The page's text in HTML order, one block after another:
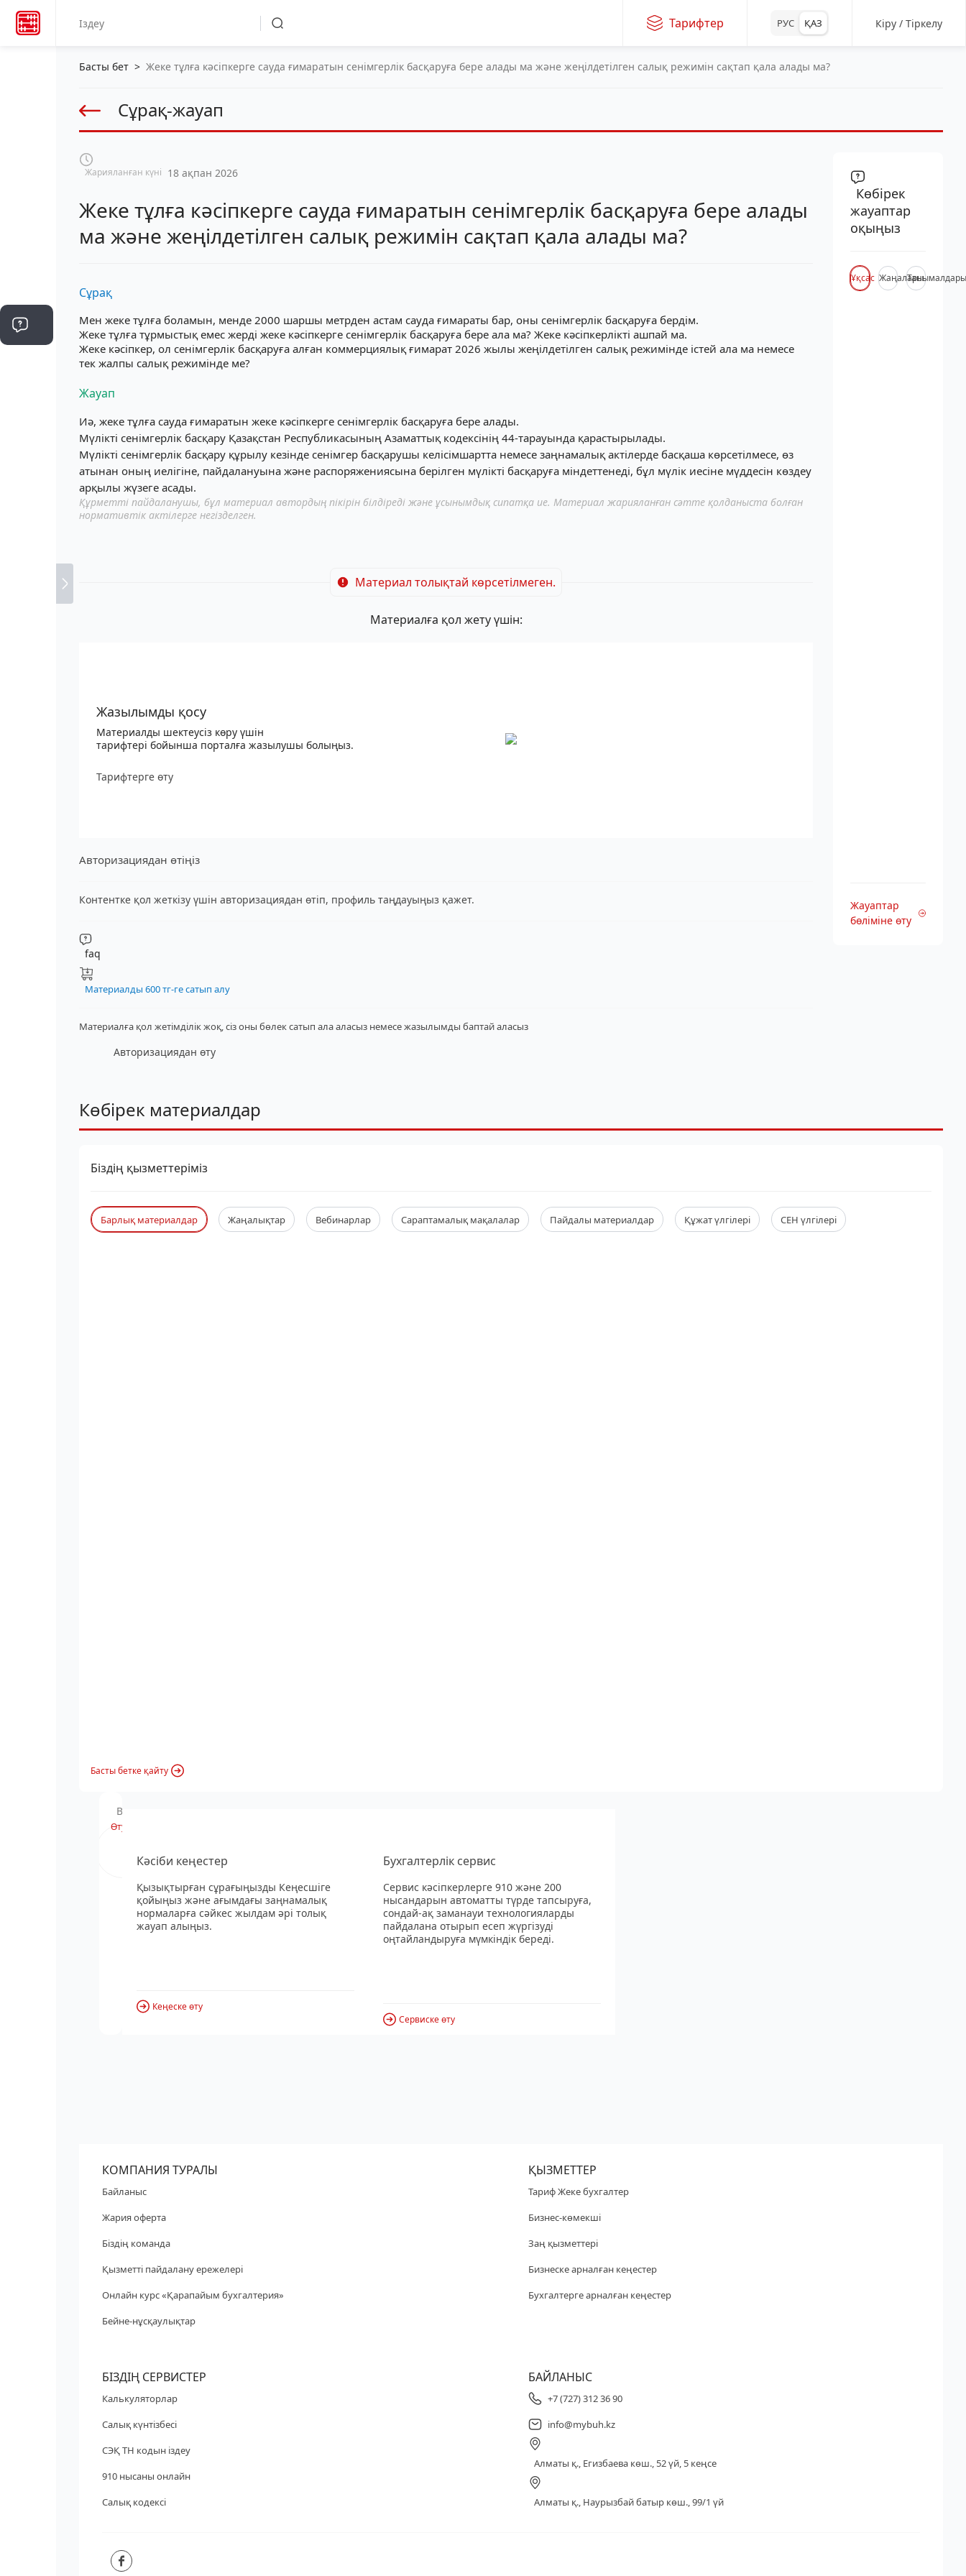
Тарифтер РУС ҚАЗ Кіру / Тіркелу
Басты бет > Жеке тұлға кәсіпкерге сауда ғимаратын сенімгерлік басқаруға бере алады ма және жеңілдетілген салық режимін сақтап қала алады ма?
Сұрақ-жауап
Жарияланған күні 18 ақпан 2026
Жеке тұлға кәсіпкерге сауда ғимаратын сенімгерлік басқаруға бере алады
ма және жеңілдетілген салық режимін сақтап қала алады ма?
Сұрақ
Мен жеке тұлға боламын, менде 2000 шаршы метрден астам сауда ғимараты бар, оны сенімгерлік басқаруға бердім.
Жеке тұлға тұрмыстық емес жерді жеке кәсіпкерге сенімгерлік басқаруға бере ала ма? Жеке кәсіпкерлікті ашпай ма.
Жеке кәсіпкер, ол сенімгерлік басқаруға алған коммерциялық ғимарат 2026 жылы жеңілдетілген салық режимінде істей ала ма немесе
тек жалпы салық режимінде ме?
Жауап
Иә, жеке тұлға сауда ғимаратын жеке кәсіпкерге сенімгерлік басқаруға бере алады.
Мүлікті сенімгерлік басқару Қазақстан Республикасының Азаматтық кодексінің 44-тарауында қарастырылады.
Мүлікті сенімгерлік басқару құрылу кезінде сенімгер басқарушы келісімшартта немесе заңнамалық актілерде басқаша көрсетілмесе, өз
атынан оның иелігіне, пайдалануына және распоряжениясына берілген мүлікті басқаруға міндеттенеді, бұл мүлік иесіне мүддесін көздеу
арқылы жүзеге асады.
Құрметті пайдаланушы, бұл материал автордың пікірін білдіреді және ұсынымдық сипатқа ие. Материал жарияланған сәтте қолданыста болған
нормативтік актілерге негізделген.
Материал толықтай көрсетілмеген.
Материалға қол жету үшін:
Жазылымды қосу
Материалды шектеусіз көру үшін
тарифтері бойынша порталға жазылушы болыңыз.
Тарифтерге өту
Авторизациядан өтіңіз
Контентке қол жеткізу үшін авторизациядан өтіп, профиль таңдауыңыз қажет.
faq
Материалды 600 тг-ге сатып алу
Материалға қол жетімділік жоқ, сіз оны бөлек сатып ала аласыз немесе жазылымды баптай аласыз
Авторизациядан өту
Көбірек
жауаптар
оқыңыз
Ұқсас Жаңалары
Жауаптар
бөліміне өту
Көбірек материалдар
Біздің қызметтеріміз
Барлық материалдар Жаңалықтар Вебинарлар Сараптамалық мақалалар Пайдалы материалдар Құжат үлгілері СЕН үлгілері
Басты бетке қайту
Вебинардың хабарландыруы
Өту
Кәсіби кеңестер
Қызықтырған сұрағыңызды Кеңесшіге
қойыңыз және ағымдағы заңнамалық
нормаларға сәйкес жылдам әрі толық
жауап алыңыз.
Кеңеске өту
Бухгалтерлік сервис
Сервис кәсіпкерлерге 910 және 200
нысандарын автоматты түрде тапсыруға,
сондай-ақ заманауи технологияларды
пайдалана отырып есеп жүргізуді
оңтайландыруға мүмкіндік береді.
Сервиске өту
КОМПАНИЯ ТУРАЛЫ
Байланыс
Жария оферта
Біздің команда
Қызметті пайдалану ережелері
Онлайн курс «Қарапайым бухгалтерия»
Бейне-нұсқаулықтар
ҚЫЗМЕТТЕР
Тариф Жеке бухгалтер
Бизнес-көмекші
Заң қызметтері
Бизнеске арналған кеңестер
Бухгалтерге арналған кеңестер
БІЗДІҢ СЕРВИСТЕР
Калькуляторлар
Салық күнтізбесі
СЭҚ ТН кодын іздеу
910 нысаны онлайн
Салық кодексі
БАЙЛАНЫС
+7 (727) 312 36 90
info@mybuh.kz
Алматы қ., Егизбаева көш., 52 үй, 5 кеңсе
Алматы қ., Наурызбай батыр көш., 99/1 үй